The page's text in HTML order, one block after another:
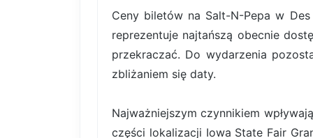
Ceny biletów na Salt-N-Pepa w
reprezentuje najtańszą obecnie
przekraczać. Do wydarzenia
zbliżaniem się daty.
Najważniejszym czynnikiem
części lokalizacji Iowa State Fair